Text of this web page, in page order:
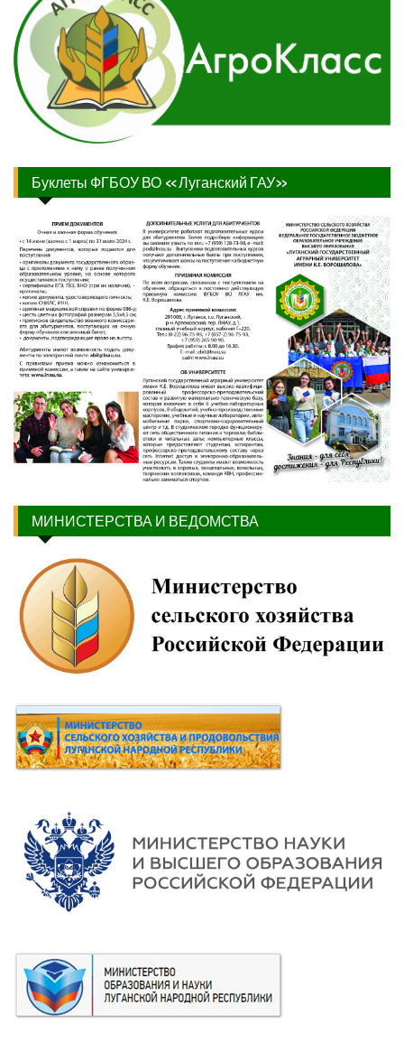
Буклеты ФГБОУ ВО «Луганский ГАУ»
МИНИСТЕРСТВА И ВЕДОМСТВА